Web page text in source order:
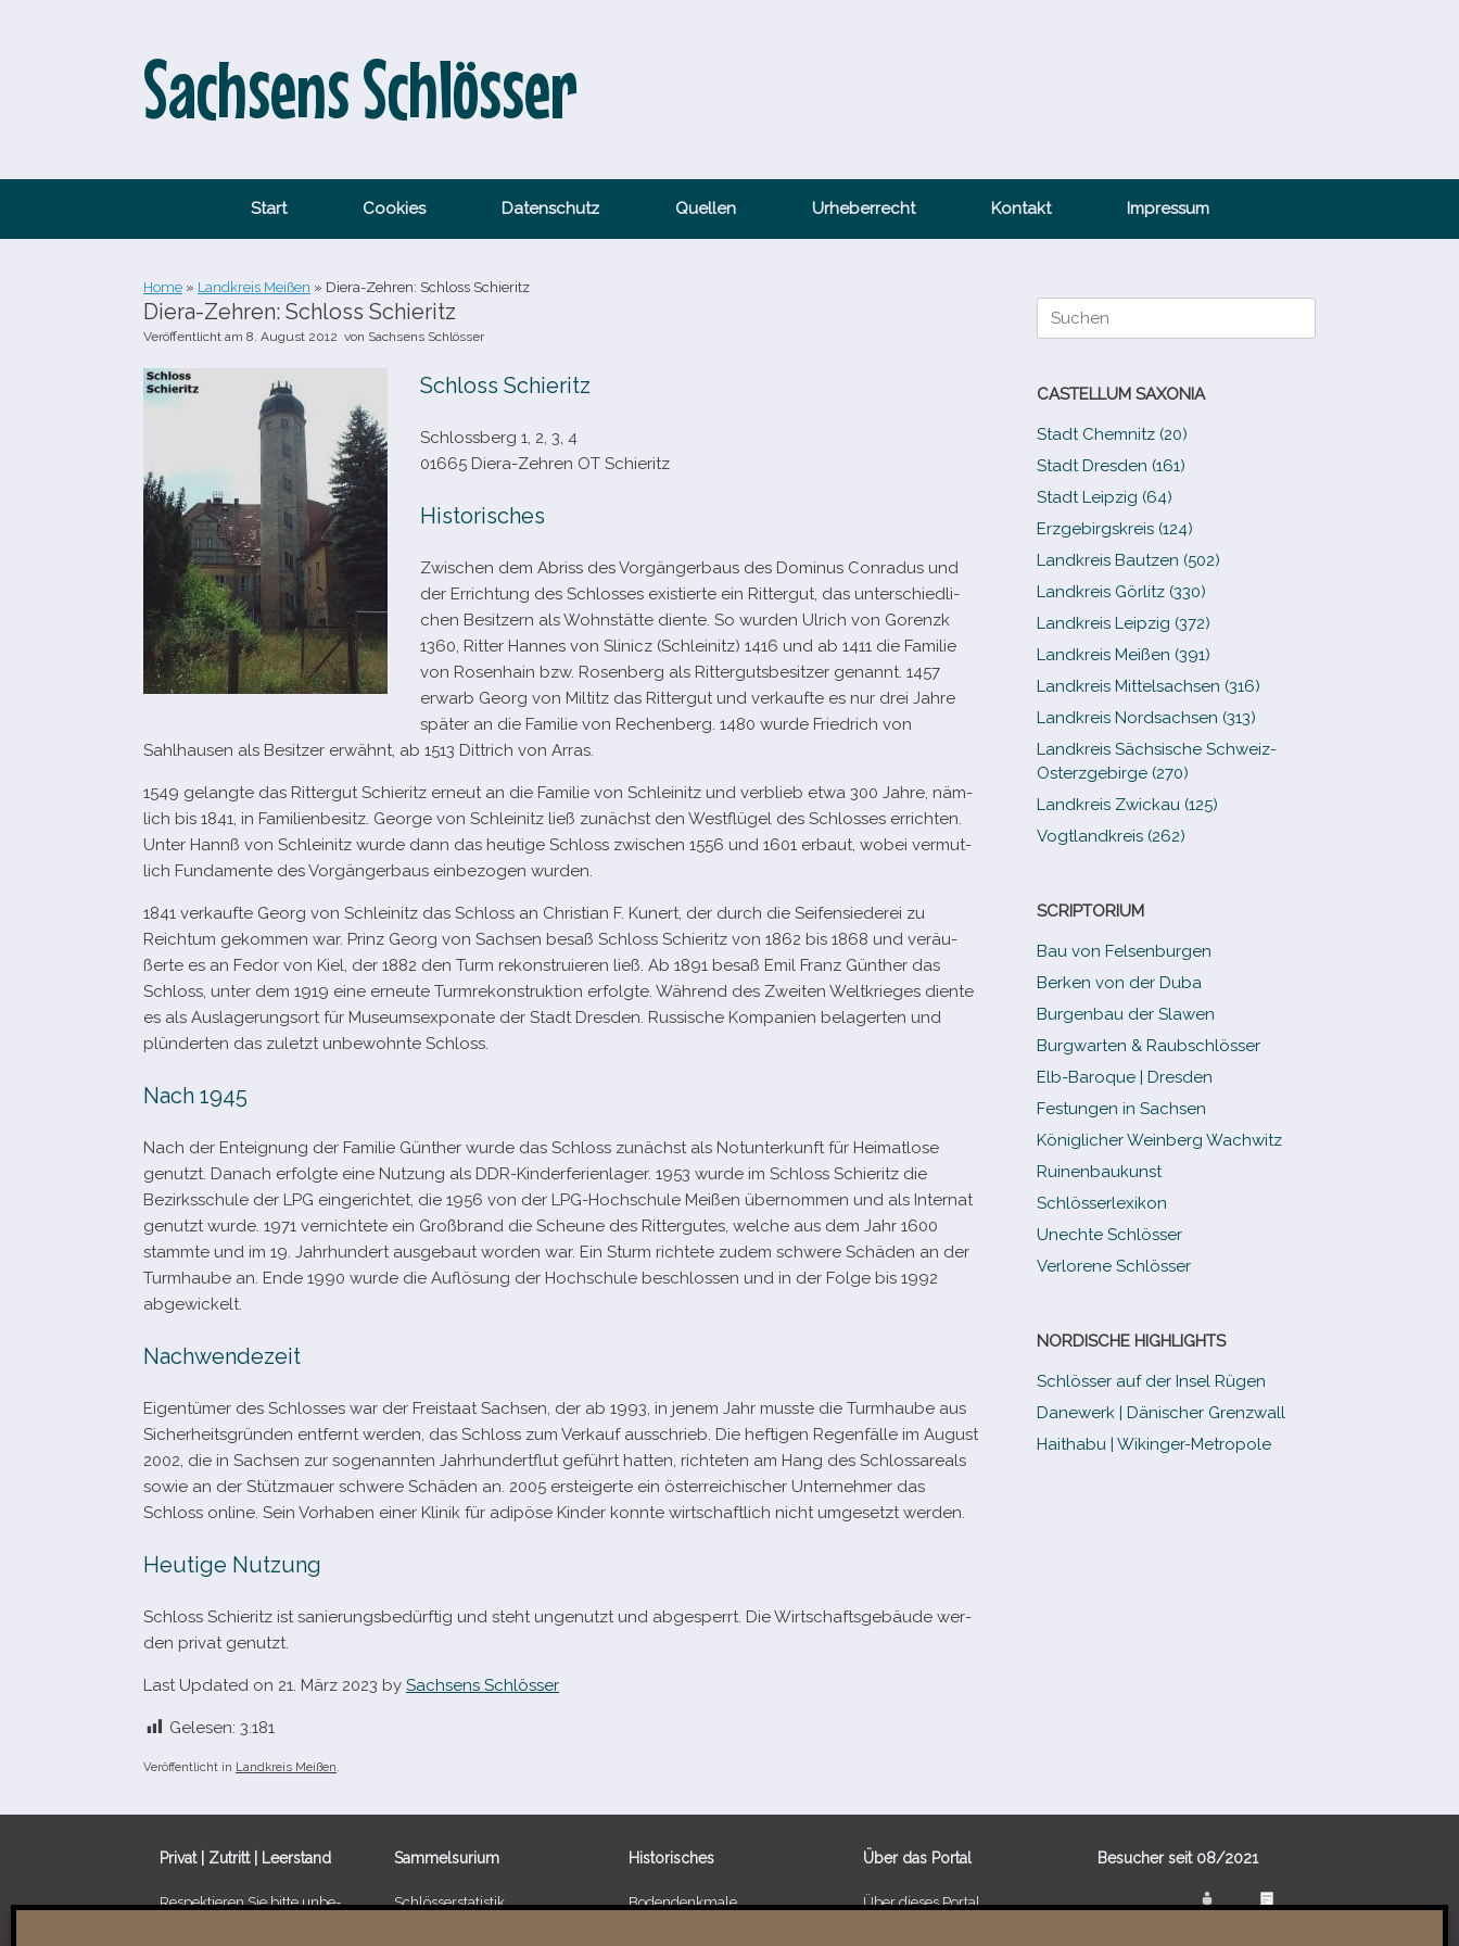
Sachsens Schlösser
Start Cookies Datenschutz Quellen Urheberrecht Kontakt Impressum
Home » Landkreis Meißen » Diera-​Zehren: Schloss Schieritz
Diera-​Zehren: Schloss Schieritz
Veröffentlicht am 8. August 2012 von Sachsens Schlösser
Schloss Schieritz
Schlossberg 1, 2, 3, 4
01665 Diera-​Zehren OT Schieritz
Historisches
Zwischen dem Abriss des Vorgängerbaus des Dominus Conradus und
der Errichtung des Schlosses exis­tierte ein Rittergut, das unter­schied­li­
chen Besitzern als Wohnstätte diente. So wur­den Ulrich von Gorenzk
1360, Ritter Hannes von Slinicz (Schleinitz) 1416 und ab 1411 die Familie
von Rosenhain bzw. Rosenberg als Rittergutsbesitzer genannt. 1457
erwarb Georg von Miltitz das Rittergut und ver­kaufte es nur drei Jahre
spä­ter an die Familie von Rechenberg. 1480 wurde Friedrich von
Sahlhausen als Besitzer erwähnt, ab 1513 Dittrich von Arras.
1549 gelangte das Rittergut Schieritz erneut an die Familie von Schleinitz und ver­blieb etwa 300 Jahre, näm­
lich bis 1841, in Familienbesitz. George von Schleinitz ließ zunächst den Westflügel des Schlosses errich­ten.
Unter Hannß von Schleinitz wurde dann das heu­tige Schloss zwi­schen 1556 und 1601 erbaut, wobei ver­mut­
lich Fundamente des Vorgängerbaus ein­be­zo­gen wurden.
1841 ver­kaufte Georg von Schleinitz das Schloss an Christian F. Kunert, der durch die Seifensiederei zu
Reichtum gekom­men war. Prinz Georg von Sachsen besaß Schloss Schieritz von 1862 bis 1868 und ver­äu­
ßerte es an Fedor von Kiel, der 1882 den Turm rekon­stru­ie­ren ließ. Ab 1891 besaß Emil Franz Günther das
Schloss, unter dem 1919 eine erneute Turmrekonstruktion erfolgte. Während des Zweiten Weltkrieges diente
es als Auslagerungsort für Museumsexponate der Stadt Dresden. Russische Kompanien bela­ger­ten und
plün­der­ten das zuletzt unbe­wohnte Schloss.
Nach 1945
Nach der Enteignung der Familie Günther wurde das Schloss zunächst als Notunterkunft für Heimatlose
genutzt. Danach erfolgte eine Nutzung als DDR-​Kinderferienlager. 1953 wurde im Schloss Schieritz die
Bezirksschule der LPG ein­ge­rich­tet, die 1956 von der LPG-​Hochschule Meißen über­nom­men und als Internat
genutzt wurde. 1971 ver­nich­tete ein Großbrand die Scheune des Rittergutes, wel­che aus dem Jahr 1600
stammte und im 19. Jahrhundert aus­ge­baut wor­den war. Ein Sturm rich­tete zudem schwere Schäden an der
Turmhaube an. Ende 1990 wurde die Auflösung der Hochschule beschlos­sen und in der Folge bis 1992
abgewickelt.
Nachwendezeit
Eigentümer des Schlosses war der Freistaat Sachsen, der ab 1993, in jenem Jahr musste die Turmhaube aus
Sicherheitsgründen ent­fernt wer­den, das Schloss zum Verkauf aus­schrieb. Die hef­ti­gen Regenfälle im August
2002, die in Sachsen zur soge­nann­ten Jahrhundertflut geführt hat­ten, rich­te­ten am Hang des Schlossareals
sowie an der Stützmauer schwere Schäden an. 2005 erstei­gerte ein öster­rei­chi­scher Unternehmer das
Schloss online. Sein Vorhaben einer Klinik für adi­pöse Kinder konnte wirt­schaft­lich nicht umge­setzt werden.
Heutige Nutzung
Schloss Schieritz ist sanie­rungs­be­dürf­tig und steht unge­nutzt und abge­sperrt. Die Wirtschaftsgebäude wer­
den pri­vat genutzt.
Last Updated on 21. März 2023 by Sachsens Schlösser
Gelesen: 3.181
Veröffentlicht in Landkreis Meißen
Suche
nach:
CASTELLUM SAXONIA
Stadt Chemnitz (20)
Stadt Dresden (161)
Stadt Leipzig (64)
Erzgebirgskreis (124)
Landkreis Bautzen (502)
Landkreis Görlitz (330)
Landkreis Leipzig (372)
Landkreis Meißen (391)
Landkreis Mittelsachsen (316)
Landkreis Nordsachsen (313)
Landkreis Sächsische Schweiz-​
Osterzgebirge (270)
Landkreis Zwickau (125)
Vogtlandkreis (262)
SCRIPTORIUM
Bau von Felsenburgen
Berken von der Duba
Burgenbau der Slawen
Burgwarten & Raubschlösser
Elb-​Baroque | Dresden
Festungen in Sachsen
Königlicher Weinberg Wachwitz
Ruinenbaukunst
Schlösserlexikon
Unechte Schlösser
Verlorene Schlösser
NORDISCHE HIGHLIGHTS
Schlösser auf der Insel Rügen
Danewerk | Dänischer Grenzwall
Haithabu | Wikinger-Metropole
Privat | Zutritt | Leerstand
Respektieren Sie bitte unbe­
Sammelsurium
Schlösserstatistik
Historisches
Bodendenkmale
Über das Portal
Über dieses Portal
Besucher seit 08/​2021